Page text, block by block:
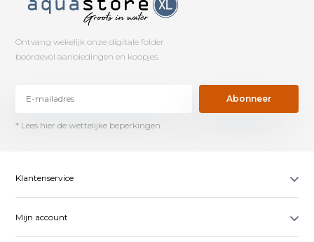
Ontvang wekelijk onze digitale folder
boordevol aanbiedingen en koopjes.
Abonneer
* Lees hier de wettelijke beperkingen
Klantenservice
Mijn account